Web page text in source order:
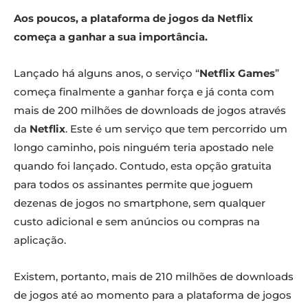
Aos poucos, a plataforma de jogos da Netflix
começa a ganhar a sua importância.
Lançado há alguns anos, o serviço “Netflix Games”
começa finalmente a ganhar força e já conta com
mais de 200 milhões de downloads de jogos através
da Netflix. Este é um serviço que tem percorrido um
longo caminho, pois ninguém teria apostado nele
quando foi lançado. Contudo, esta opção gratuita
para todos os assinantes permite que joguem
dezenas de jogos no smartphone, sem qualquer
custo adicional e sem anúncios ou compras na
aplicação.
Existem, portanto, mais de 210 milhões de downloads
de jogos até ao momento para a plataforma de jogos